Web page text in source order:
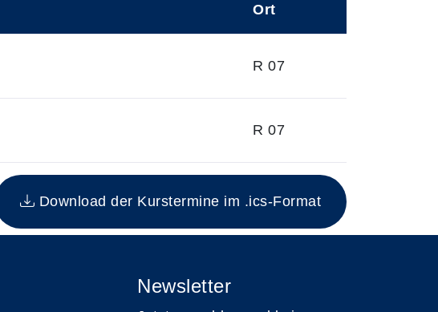
Ort
R 07
R 07
Download der Kurstermine im .ics-Format
Newsletter